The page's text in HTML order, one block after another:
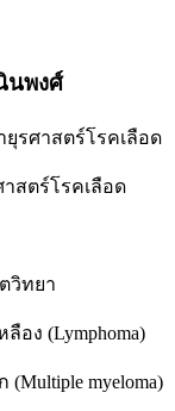
นพงศ์
รศาสตร์โรคเลือด
สตร์โรคเลือด
วิทยา
อง (Lymphoma)
(Multiple myeloma)